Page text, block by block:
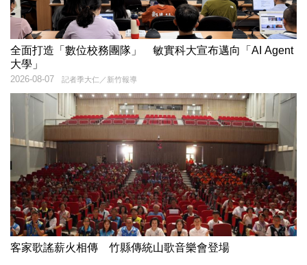
全面打造「數位校務團隊」 敏實科大宣布邁向「AI Agent
大學」
記者季大仁／新竹報導
2026-08-07
客家歌謠薪火相傳 竹縣傳統山歌音樂會登場